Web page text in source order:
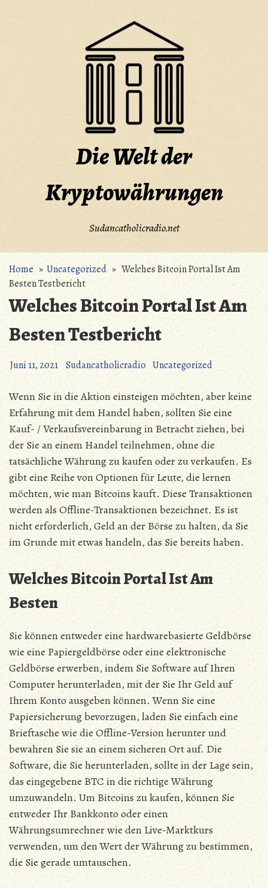
to
Die Welt der
Kryptowährungen
Sudancatholicradio.net
Home»Uncategorized» Welches Bitcoin Portal Ist Am
Besten Testbericht
Welches Bitcoin Portal Ist Am
Besten Testbericht
Juni 11, 2021 Sudancatholicradio Uncategorized
Wenn Sie in die Aktion einsteigen möchten, aber keine
Erfahrung mit dem Handel haben, sollten Sie eine
Kauf- / Verkaufsvereinbarung in Betracht ziehen, bei
der Sie an einem Handel teilnehmen, ohne die
tatsächliche Währung zu kaufen oder zu verkaufen. Es
gibt eine Reihe von Optionen für Leute, die lernen
möchten, wie man Bitcoins kauft. Diese Transaktionen
werden als Offline-Transaktionen bezeichnet. Es ist
nicht erforderlich, Geld an der Börse zu halten, da Sie
im Grunde mit etwas handeln, das Sie bereits haben.
Welches Bitcoin Portal Ist Am
Besten
Sie können entweder eine hardwarebasierte Geldbörse
wie eine Papiergeldbörse oder eine elektronische
Geldbörse erwerben, indem Sie Software auf Ihren
Computer herunterladen, mit der Sie Ihr Geld auf
Ihrem Konto ausgeben können. Wenn Sie eine
Papiersicherung bevorzugen, laden Sie einfach eine
Brieftasche wie die Offline-Version herunter und
bewahren Sie sie an einem sicheren Ort auf. Die
Software, die Sie herunterladen, sollte in der Lage sein,
das eingegebene BTC in die richtige Währung
umzuwandeln. Um Bitcoins zu kaufen, können Sie
entweder Ihr Bankkonto oder einen
Währungsumrechner wie den Live-Marktkurs
verwenden, um den Wert der Währung zu bestimmen,
die Sie gerade umtauschen.